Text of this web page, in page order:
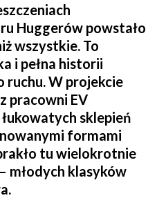
Huggerów powstało
wszystkie. To
i pełna historii
ruchu. W projekcie
pracowni EV
sklepień
formami
tu wielokrotnie
młodych klasyków